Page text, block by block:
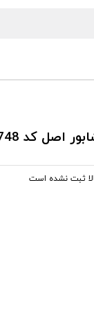
اصل کد 748
ثبت نشده است